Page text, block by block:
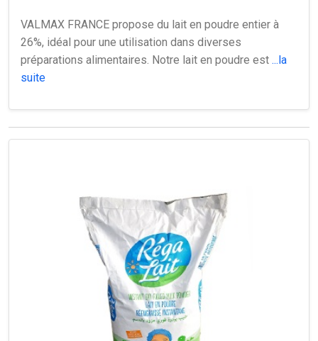
VALMAX FRANCE propose du lait en poudre entier à
26%, idéal pour une utilisation dans diverses
préparations alimentaires. Notre lait en poudre est ...la
suite